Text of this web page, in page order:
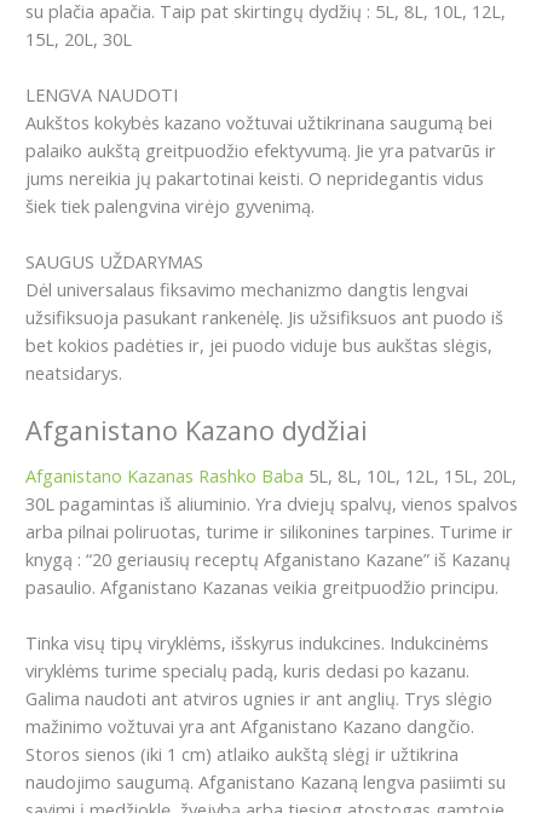
su plačia apačia. Taip pat skirtingų dydžių : 5L, 8L, 10L, 12L,
15L, 20L, 30L
LENGVA NAUDOTI
Aukštos kokybės kazano vožtuvai užtikrinana saugumą bei
palaiko aukštą greitpuodžio efektyvumą. Jie yra patvarūs ir
jums nereikia jų pakartotinai keisti. O nepridegantis vidus
šiek tiek palengvina virėjo gyvenimą.
SAUGUS UŽDARYMAS
Dėl universalaus fiksavimo mechanizmo dangtis lengvai
užsifiksuoja pasukant rankenėlę. Jis užsifiksuos ant puodo iš
bet kokios padėties ir, jei puodo viduje bus aukštas slėgis,
neatsidarys.
Afganistano Kazano dydžiai
Afganistano Kazanas Rashko Baba 5L, 8L, 10L, 12L, 15L, 20L,
30L pagamintas iš aliuminio. Yra dviejų spalvų, vienos spalvos
arba pilnai poliruotas, turime ir silikonines tarpines. Turime ir
knygą : “20 geriausių receptų Afganistano Kazane” iš Kazanų
pasaulio. Afganistano Kazanas veikia greitpuodžio principu.
Tinka visų tipų viryklėms, išskyrus indukcines. Indukcinėms
viryklėms turime specialų padą, kuris dedasi po kazanu.
Galima naudoti ant atviros ugnies ir ant anglių. Trys slėgio
mažinimo vožtuvai yra ant Afganistano Kazano dangčio.
Storos sienos (iki 1 cm) atlaiko aukštą slėgį ir užtikrina
naudojimo saugumą. Afganistano Kazaną lengva pasiimti su